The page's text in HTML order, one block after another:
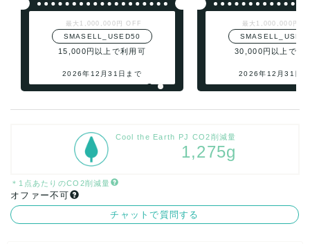
最大1,000,000円 OFF
SMASELL_USED50
15,000円以上で利用可
2026年12月31日まで
最大1,000,000円
30,000円以上で利
2026年12月31日
Cool the Earth PJ CO2削減量
1,275g
＊1点あたりのCO2削減量
オファー不可
チャットで質問する